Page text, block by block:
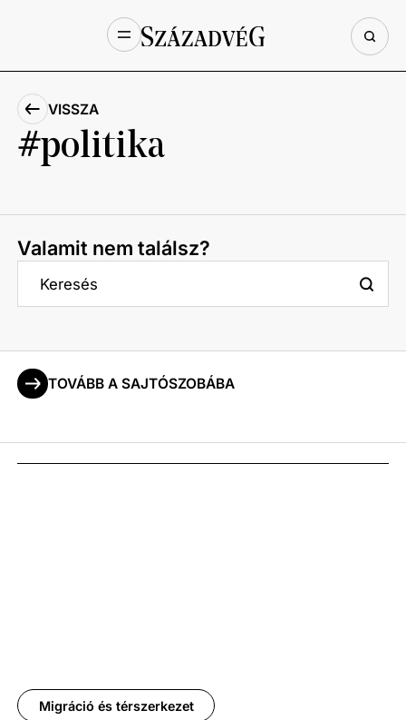
politika
VISSZA
Valamit nem találsz?
TOVÁBB A SAJTÓSZOBÁBA
Migráció és térszerkezet